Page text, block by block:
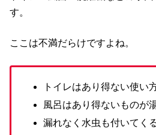
す。
ここは不満だらけですよね。
トイレはあり得ない使い
風呂はあり得ないものが
漏れなく水虫も付いてく